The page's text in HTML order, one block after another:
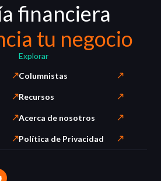
financiera
tu negocio
Explorar
Columnistas
Recursos
Acerca de nosotros
Política de Privacidad